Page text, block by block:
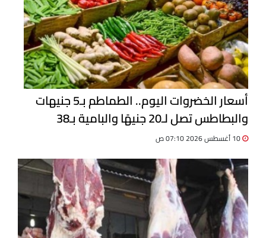
أسعار الخضروات اليوم.. الطماطم بـ5 جنيهات
والبطاطس تصل لـ20 جنيهًا والبامية بـ38